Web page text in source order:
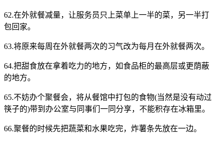
62.在外就餐减量，让服务员只上菜单上一半的菜，另一半打
包回家。
63.将原来每周在外就餐两次的习气改为每月在外就餐两次。
64.把甜食放在拿着吃力的地方，如食品柜的最高层或更荫蔽
的地方。
65.不妨办个聚餐会，将从餐馆中打包的食物(当然是没有动过
筷子的)带到办公室与同事们一同分享，不能积存在冰箱里。
66.聚餐的时候先把蔬菜和水果吃完，炸薯条先放在一边。